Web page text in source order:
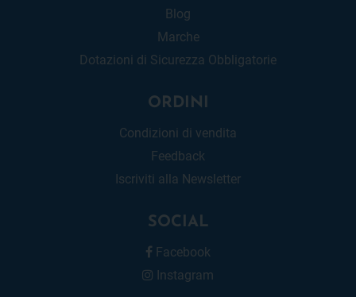
Blog
Marche
Dotazioni di Sicurezza Obbligatorie
ORDINI
Condizioni di vendita
Feedback
Iscriviti alla Newsletter
SOCIAL
Facebook
Instagram